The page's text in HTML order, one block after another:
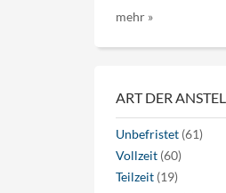
mehr »
ART DER
Unbefristet (61)
Vollzeit (60)
Teilzeit (19)